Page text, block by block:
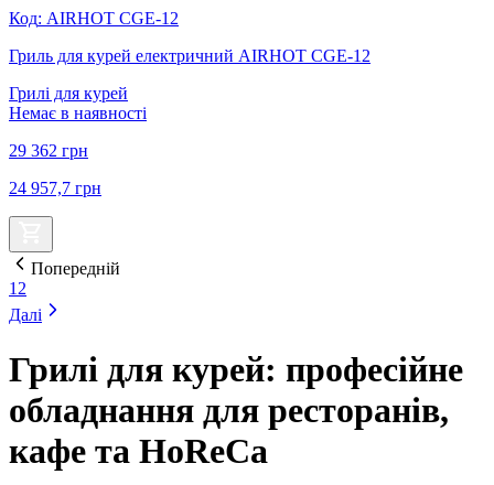
Код: AIRHOT CGE-12
Гриль для курей електричний AIRHOT CGE-12
Грилі для курей
Немає в наявності
29 362 грн
24 957,7 грн
Попередній
1 2
Далі
Грилі для курей: професійне
обладнання для ресторанів,
кафе та HoReCa